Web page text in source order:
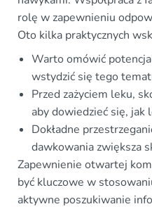
rolę w zapewnieniu
Oto kilka praktycznych
Warto omówić
wstydzić się tego
Przed zażyciem leku,
aby dowiedzieć się, jak
Dokładne
dawkowania zwiększa
Zapewnienie otwartej
być kluczowe w
aktywne poszukiwanie